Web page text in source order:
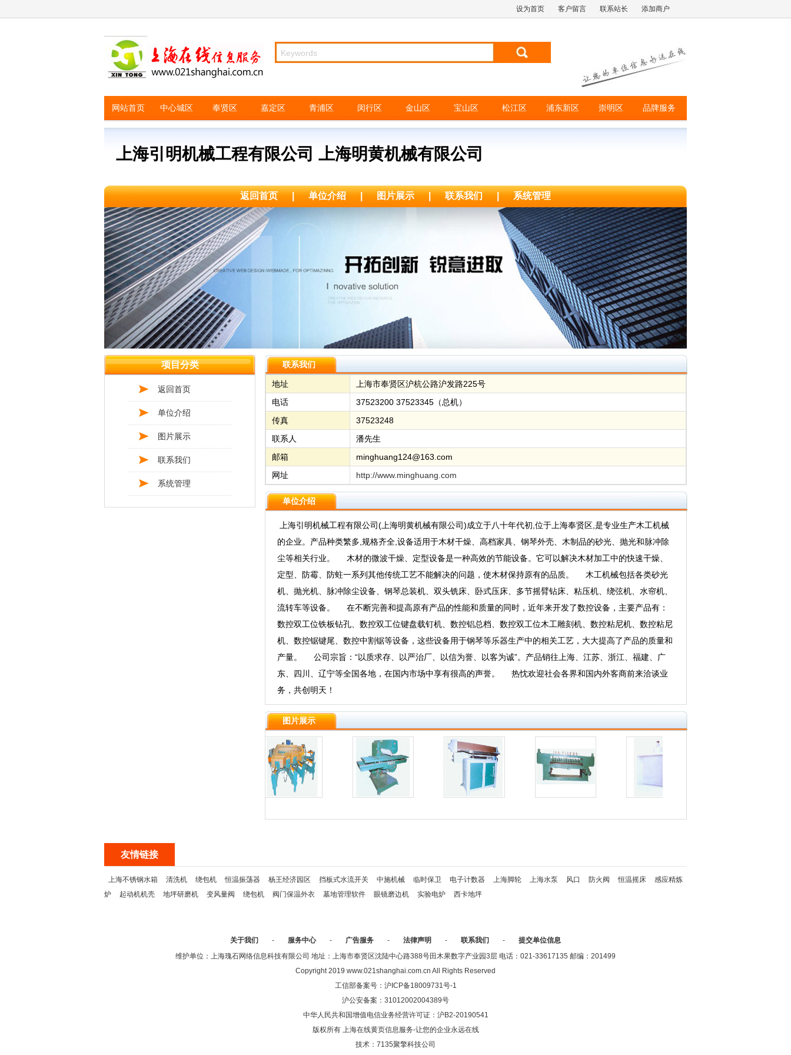
设为首页 客户留言 联系站长 添加商户
网站首页 中心城区 奉贤区 嘉定区 青浦区 闵行区 金山区 宝山区 松江区 浦东新区 崇明区 品牌服务
上海引明机械工程有限公司 上海明黄机械有限公司
返回首页 | 单位介绍 | 图片展示 | 联系我们 | 系统管理
项目分类
返回首页
单位介绍
图片展示
联系我们
系统管理
联系我们
地址
上海市奉贤区沪杭公路沪发路225号
电话
37523200 37523345（总机）
传真
37523248
联系人
潘先生
邮箱
minghuang124@163.com
网址
http://www.minghuang.com
单位介绍
上海引明机械工程有限公司(上海明黄机械有限公司)成立于八十年代初,位于上海奉贤区,是专业生产木工机械
的企业。产品种类繁多,规格齐全,设备适用于木材干燥、高档家具、钢琴外壳、木制品的砂光、抛光和脉冲除
尘等相关行业。 木材的微波干燥、定型设备是一种高效的节能设备。它可以解决木材加工中的快速干燥、
定型、防霉、防蛀一系列其他传统工艺不能解决的问题，使木材保持原有的品质。 木工机械包括各类砂光
机、抛光机、脉冲除尘设备、钢琴总装机、双头铣床、卧式压床、多节摇臂钻床、粘压机、绕弦机、水帘机、
流转车等设备。 在不断完善和提高原有产品的性能和质量的同时，近年来开发了数控设备，主要产品有：
数控双工位铁板钻孔、数控双工位键盘载钉机、数控铝总档、数控双工位木工雕刻机、数控粘尼机、数控粘尼
机、数控锯键尾、数控中割锯等设备，这些设备用于钢琴等乐器生产中的相关工艺，大大提高了产品的质量和
产量。 公司宗旨：“以质求存、以严治厂、以信为誉、以客为诚”。产品销往上海、江苏、浙江、福建、广
东、四川、辽宁等全国各地，在国内市场中享有很高的声誉。 热忱欢迎社会各界和国内外客商前来洽谈业
务，共创明天！
图片展示
友情链接
上海不锈钢水箱 清洗机 绕包机 恒温振荡器 杨王经济园区 挡板式水流开关 中施机械 临时保卫 电子计数器 上海脚轮 上海水泵 风口 防火阀 恒温摇床
感应精炼
炉
起动机机壳 地坪研磨机 变风量阀 绕包机 阀门保温外衣 墓地管理软件 眼镜磨边机 实验电炉 西卡地坪
关于我们 - 服务中心 - 广告服务 - 法律声明 - 联系我们 -
提交单位信息
维护单位：上海瑰石网络信息科技有限公司 地址：上海市奉贤区沈陆中心路388号田木果数字产业园3层 电话：021-33617135 邮编：201499
Copyright 2019 www.021shanghai.com.cn All Rights Reserved
工信部备案号： 沪ICP备18009731号-1
沪公安备案： 31012002004389号
中华人民共和国增值电信业务经营许可证：沪B2-20190541
版权所有 上海在线黄页信息服务-让您的企业永远在线
技术： 7135聚擎科技公司